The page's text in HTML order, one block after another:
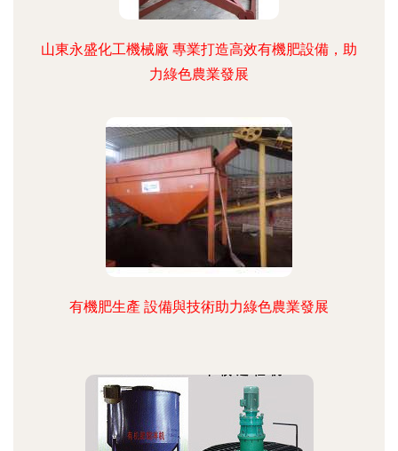
山東永盛化工機械廠 專業打造高效有機肥設備，助
力綠色農業發展
有機肥生產 設備與技術助力綠色農業發展